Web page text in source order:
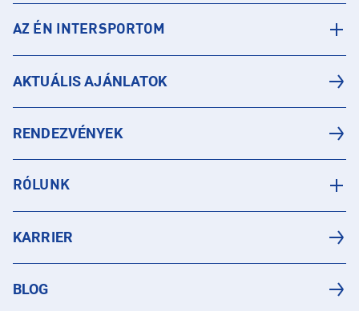
AZ ÉN INTERSPORTOM
AKTUÁLIS AJÁNLATOK
RENDEZVÉNYEK
RÓLUNK
KARRIER
BLOG